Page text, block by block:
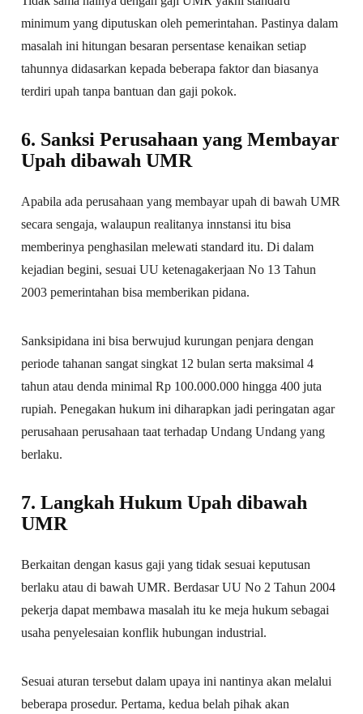
minimum yang diputuskan oleh pemerintahan. Pastinya dalam
masalah ini hitungan besaran persentase kenaikan setiap
tahunnya didasarkan kepada beberapa faktor dan biasanya
terdiri upah tanpa bantuan dan gaji pokok.
6. Sanksi Perusahaan yang Membayar
Upah dibawah UMR
Apabila ada perusahaan yang membayar upah di bawah UMR
secara sengaja, walaupun realitanya innstansi itu bisa
memberinya penghasilan melewati standard itu. Di dalam
kejadian begini, sesuai UU ketenagakerjaan No 13 Tahun
2003 pemerintahan bisa memberikan pidana.
Sanksipidana ini bisa berwujud kurungan penjara dengan
periode tahanan sangat singkat 12 bulan serta maksimal 4
tahun atau denda minimal Rp 100.000.000 hingga 400 juta
rupiah. Penegakan hukum ini diharapkan jadi peringatan agar
perusahaan perusahaan taat terhadap Undang Undang yang
berlaku.
7. Langkah Hukum Upah dibawah
UMR
Berkaitan dengan kasus gaji yang tidak sesuai keputusan
berlaku atau di bawah UMR. Berdasar UU No 2 Tahun 2004
pekerja dapat membawa masalah itu ke meja hukum sebagai
usaha penyelesaian konflik hubungan industrial.
Sesuai aturan tersebut dalam upaya ini nantinya akan melalui
beberapa prosedur. Pertama, kedua belah pihak akan